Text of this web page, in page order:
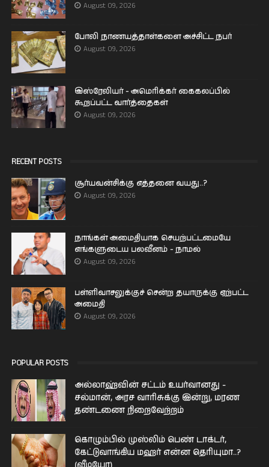
August 09, 2026
போலி நாணயத்தாள்களை அச்சிட்ட நபர்
August 09, 2026
இஸ்ரேலியர் - அமெரிக்கர் கைகலப்பில்
கூறப்பட்ட வார்த்தைகள்
August 09, 2026
RECENT POSTS
சூர்யவன்சிக்கு எத்தனை வயது..?
August 09, 2026
நாங்கள் அமைதியாக செயற்பட்டமையே
எங்களுடைய பலவீனம் - நாமல்
August 09, 2026
பள்ளிவாசலுக்குச் சென்ற தயாருக்கு ஏற்பட்ட
அமைதி
August 09, 2026
POPULAR POSTS
அல்லாஹ்வின் சட்டம் உயர்வானது -
சல்மான், அரச வாரிசுக்கு இன்று, மரண
தண்டணை நிறைவேற்றம்
கொழும்பில் முஸ்லிம் பெண் டாக்டர்,
கேட்டுவாங்கிய மஹர் என்ன தெரியுமா..?